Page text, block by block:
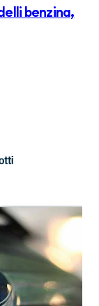
benzina,